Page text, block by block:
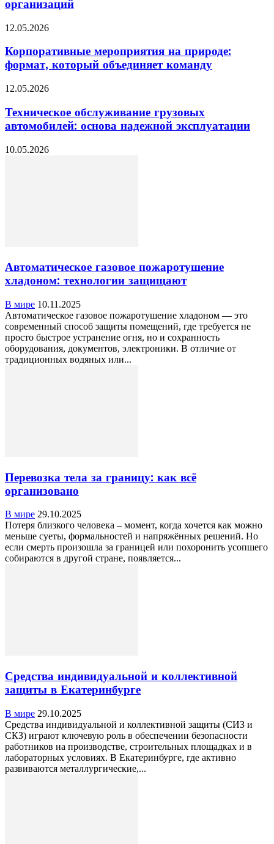
организаций
12.05.2026
Корпоративные мероприятия на природе:
формат, который объединяет команду
12.05.2026
Техническое обслуживание грузовых
автомобилей: основа надежной эксплуатации
10.05.2026
Автоматическое газовое пожаротушение
хладоном: технологии защищают
В мире 10.11.2025
Автоматическое газовое пожаротушение хладоном — это
современный способ защиты помещений, где требуется не
просто быстрое устранение огня, но и сохранность
оборудования, документов, электроники. В отличие от
традиционных водяных или...
Перевозка тела за границу: как всё
организовано
В мире 29.10.2025
Потеря близкого человека – момент, когда хочется как можно
меньше суеты, формальностей и напряжённых решений. Но
если смерть произошла за границей или похоронить усопшего
собираются в другой стране, появляется...
Средства индивидуальной и коллективной
защиты в Екатеринбурге
В мире 29.10.2025
Средства индивидуальной и коллективной защиты (СИЗ и
СКЗ) играют ключевую роль в обеспечении безопасности
работников на производстве, строительных площадках и в
лабораторных условиях. В Екатеринбурге, где активно
развиваются металлургические,...